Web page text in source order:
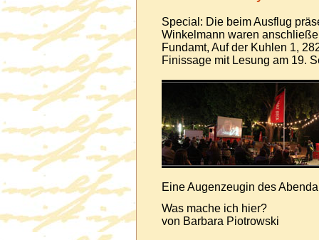
Special: Die beim Ausflug
Winkelmann waren
Fundamt, Auf der Kuhlen 1,
Finissage mit Lesung am 19.
Eine Augenzeugin des
Was mache ich hier?
von Barbara Piotrowski